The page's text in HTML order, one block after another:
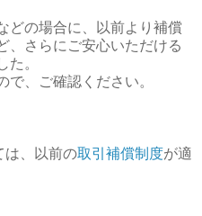
どの場合に、以前より補償
、さらにご安心いただける
た。
、ご確認ください。
は、以前の取引補償制度が適